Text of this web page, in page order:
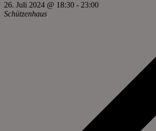
26. Juli 2024 @ 18:30 - 23:00
Schützenhaus